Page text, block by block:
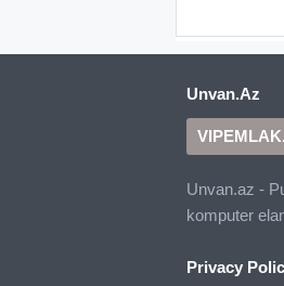
Unvan.Az
Unvan.az -
komputer
Privacy